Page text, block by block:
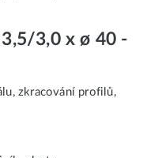
3,0 x ø 40 -
zkracování profilů,